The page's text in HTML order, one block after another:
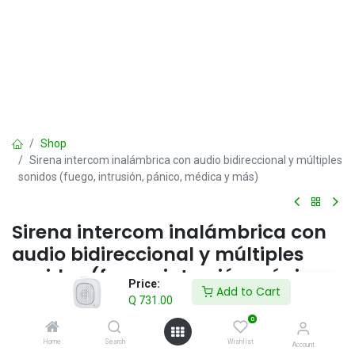
Price:
Q 731.00
Add to Cart
Home Search
0
Wishlist Account
Shop
Sirena intercom inalámbrica con audio bidireccional y múltiples
sonidos (fuego, intrusión, pánico, médica y más)
Sirena intercom inalámbrica con
audio bidireccional y múltiples
sonidos (fuego, intrusión, pánico,
médica y más)
731.00 IVA incluido